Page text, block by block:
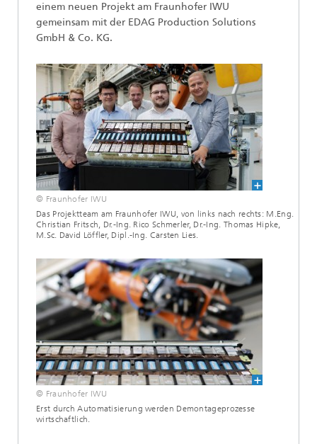
einem neuen Projekt am Fraunhofer IWU
gemeinsam mit der EDAG Production Solutions
GmbH & Co. KG.
© Fraunhofer IWU
Das Projektteam am Fraunhofer IWU, von links nach rechts: M.Eng.
Christian Fritsch, Dr.-Ing. Rico Schmerler, Dr.-Ing. Thomas Hipke,
M.Sc. David Löffler, Dipl.-Ing. Carsten Lies.
© Fraunhofer IWU
Erst durch Automatisierung werden Demontageprozesse
wirtschaftlich.